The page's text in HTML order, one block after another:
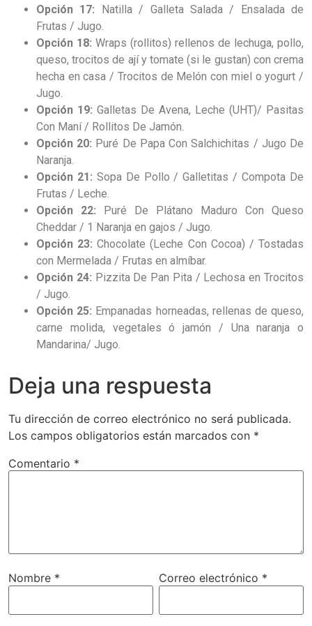
Opción 17: Natilla / Galleta Salada / Ensalada de
Frutas / Jugo.
Opción 18: Wraps (rollitos) rellenos de lechuga, pollo,
queso, trocitos de ají y tomate (si le gustan) con crema
hecha en casa / Trocitos de Melón con miel o yogurt /
Jugo.
Opción 19: Galletas De Avena, Leche (UHT)/ Pasitas
Con Maní / Rollitos De Jamón.
Opción 20: Puré De Papa Con Salchichitas / Jugo De
Naranja.
Opción 21: Sopa De Pollo / Galletitas / Compota De
Frutas / Leche.
Opción 22: Puré De Plátano Maduro Con Queso
Cheddar / 1 Naranja en gajos / Jugo.
Opción 23: Chocolate (Leche Con Cocoa) / Tostadas
con Mermelada / Frutas en almíbar.
Opción 24: Pizzita De Pan Pita / Lechosa en Trocitos
/ Jugo.
Opción 25: Empanadas horneadas, rellenas de queso,
carne molida, vegetales ó jamón / Una naranja o
Mandarina/ Jugo.
Deja una respuesta
Tu dirección de correo electrónico no será publicada.
Los campos obligatorios están marcados con *
Comentario *
Nombre * Correo electrónico *